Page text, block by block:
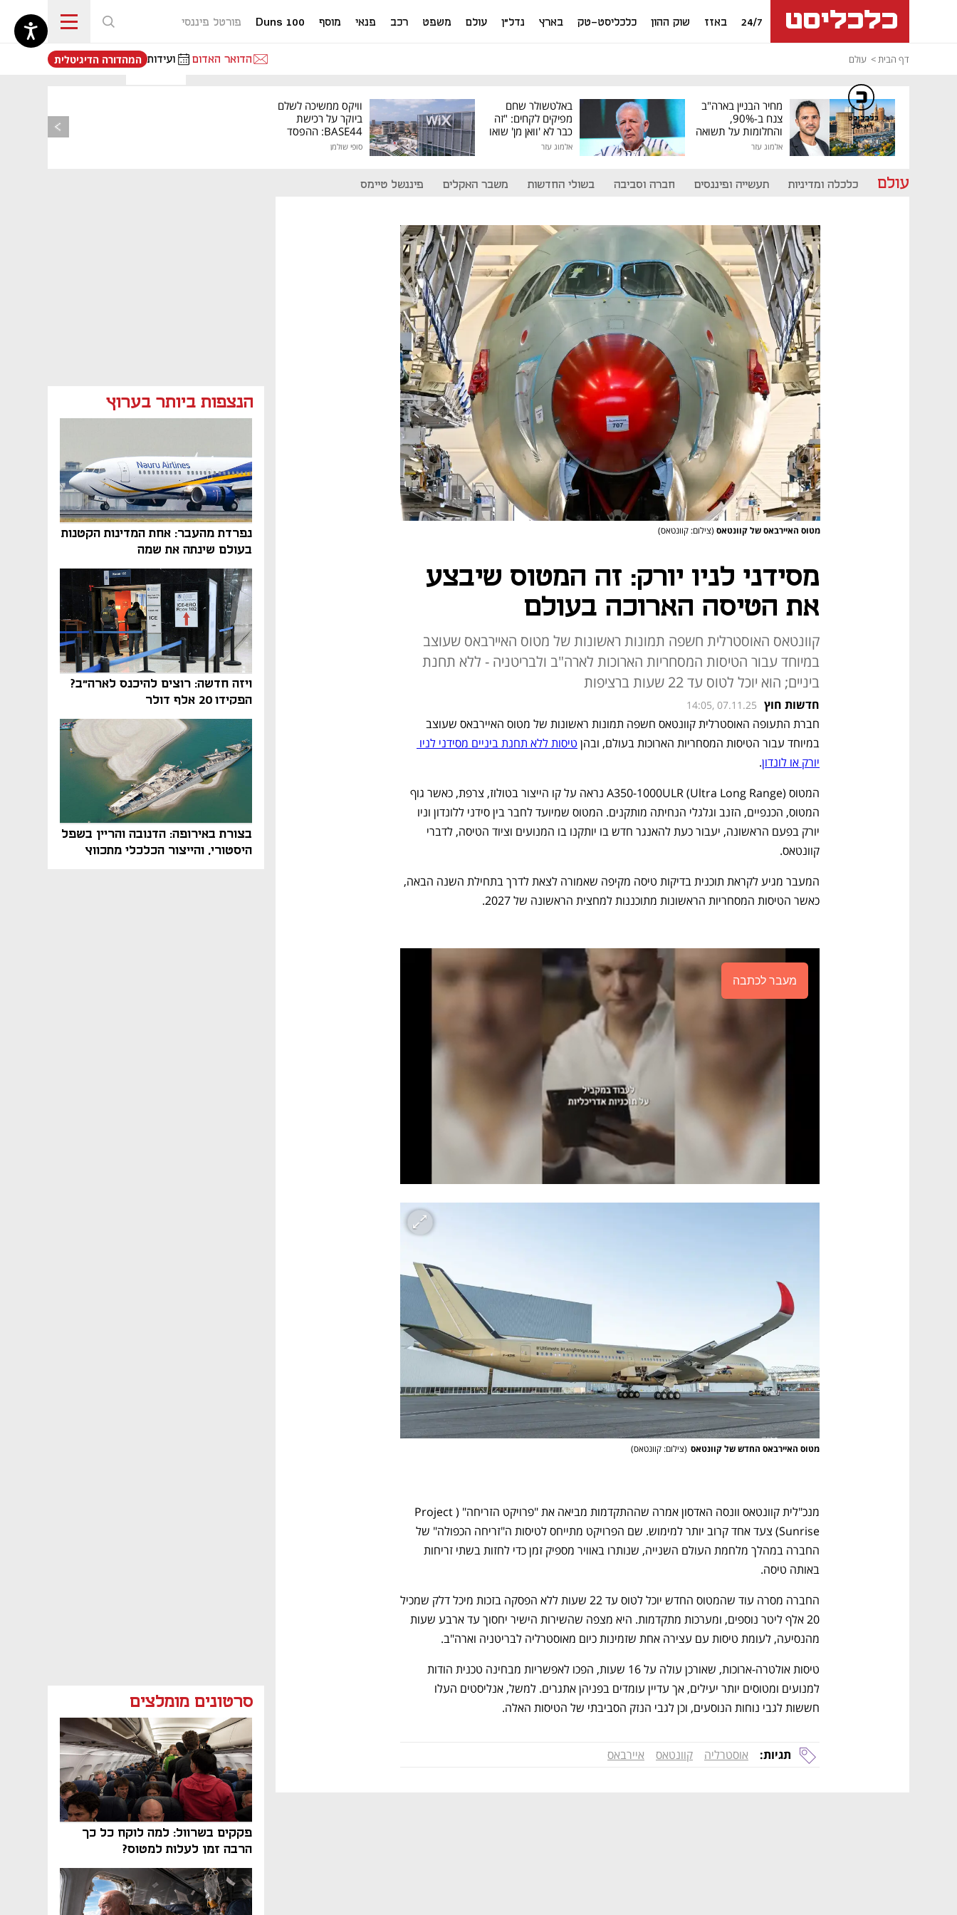
24/7 באזז שוק ההון כלכליסט-טק בארץ נדל"ן עולם משפט רכב פנאי מוסף Duns 100 פורטל פיננסי
דף הבית עולם הדואר האדום ועידות
נפתח בכרטיסייה חדשה
המהדורה הדיגיטלית
מחיר הבניין בארה"ב
צנח ב-90%,
והחלומות על תשואה
גבוהה התנפצו
אלמוג עזר
באלטשולר שחם
מפיקים לקחים: "זה
כבר לא 'וואן מן' שואו
של גילעד"
אלמוג עזר
וויקס ממשיכה לשלם
ביוקר על רכישת
BASE44: ההפסד
סופי שולמן
עולם כלכלה ומדיניות תעשייה ופיננסים חברה וסביבה בשולי החדשות משבר האקלים פיננשל טיימס
הנצפות ביותר בערוץ
נפרדת מהעבר: אחת המדינות הקטנות
בעולם שינתה את שמה
ויזה חדשה: רוצים להיכנס לארה"ב?
הפקידו 20 אלף דולר
בצורת באירופה: הדנובה והריין בשפל
היסטורי, והייצור הכלכלי מתכווץ
סרטונים מומלצים
פקקים בשרוול: למה לוקח כל כך
הרבה זמן לעלות למטוס?
מטוס האיירבאס של קוונטאס (צילום: קוונטאס)
כלכליסט
דיגיטל
מסידני לניו יורק: זה המטוס שיבצע
את הטיסה הארוכה בעולם
קוונטאס האוסטרלית חשפה תמונות ראשונות של מטוס האיירבאס שעוצב
במיוחד עבור הטיסות המסחריות הארוכות לארה"ב ולבריטניה - ללא תחנת
ביניים; הוא יוכל לטוס עד 22 שעות ברציפות
חדשות חוץ 14:05, 07.11.25
במיוחד עבור הטיסות המסחריות הארוכות בעולם, ובהן
יורק או לונדון.
קוונטאס.
כאשר הטיסות המסחריות הראשונות מתוכננות למחצית הראשונה של 2027.
מעבר לכתבה
מטוס האיירבאס החדש של קוונטאס (צילום: קוונטאס)
מנכ"לית קוונטאס וונסה האדסון אמרה שההתקדמות מביאה את "פרויקט הזריחה" (Project
באותה טיסה.
מהנסיעה, לעומת טיסות עם עצירה אחת שזמינות כיום מאוסטרליה לבריטניה וארה"ב.
חששות לגבי נוחות הנוסעים, וכן לגבי הנזק הסביבתי של הטיסות האלה.
תגיות: אוסטרליה קוונטאס איירבאס